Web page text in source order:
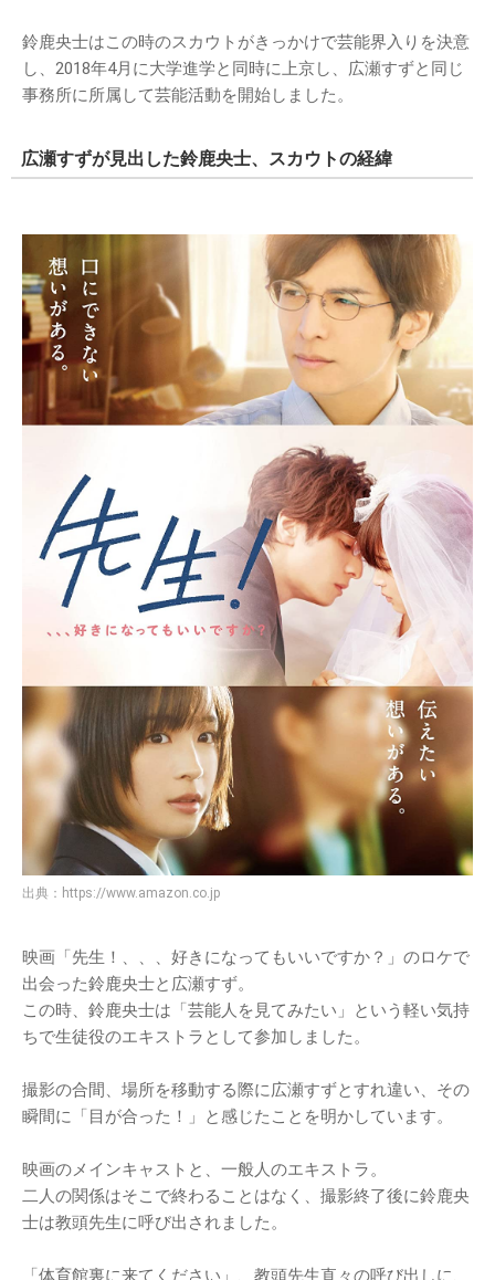
鈴鹿央士はこの時のスカウトがきっかけで芸能界入りを決意
し、2018年4月に大学進学と同時に上京し、広瀬すずと同じ
事務所に所属して芸能活動を開始しました。
広瀬すずが見出した鈴鹿央士、スカウトの経緯
出典： https://www.amazon.co.jp
映画「先生！、、、好きになってもいいですか？」のロケで
出会った鈴鹿央士と広瀬すず。
この時、鈴鹿央士は「芸能人を見てみたい」という軽い気持
ちで生徒役のエキストラとして参加しました。
撮影の合間、場所を移動する際に広瀬すずとすれ違い、その
瞬間に「目が合った！」と感じたことを明かしています。
映画のメインキャストと、一般人のエキストラ。
二人の関係はそこで終わることはなく、撮影終了後に鈴鹿央
士は教頭先生に呼び出されました。
「体育館裏に来てください」、教頭先生直々の呼び出しに、